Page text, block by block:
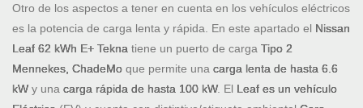
Otro de los aspectos a tener en cuenta en los vehículos eléctricos
es la potencia de carga lenta y rápida. En este apartado el Nissan
Leaf 62 kWh E+ Tekna tiene un puerto de carga Tipo 2
Mennekes, ChadeMo que permite una carga lenta de hasta 6.6
kW y una carga rápida de hasta 100 kW. El Leaf es un vehículo